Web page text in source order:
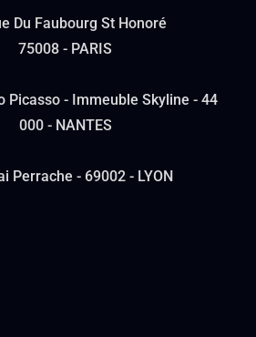
Du Faubourg St Honoré
75008 - PARIS
Picasso - Immeuble Skyline - 44
000 - NANTES
Perrache - 69002 - LYON